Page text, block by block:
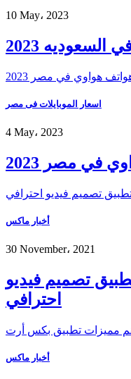
10 May، 2023
2023
هواوي في مصر 2023
اسعار الموبايلات فى مصر
4 May، 2023
في مصر 2023
تصميم فيديو احترافي
أخبار ماكس
30 November، 2021
تصميم فيديو
احترافي
مميزات تطبيق بكس أرت
أخبار ماكس